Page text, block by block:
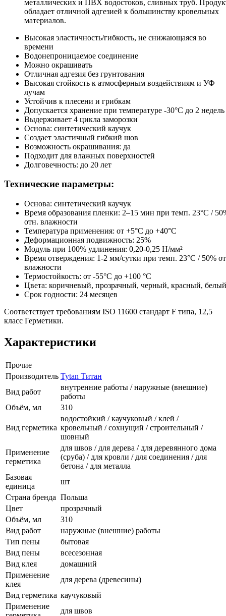
металлических и ПВХ водостоков, сливных труб.
обладает отличной адгезией к большинству кровельных
материалов.
Высокая эластичность/гибкость, не снижающаяся во
времени
Водонепроницаемое соединение
Можно окрашивать
Отличная адгезия без грунтования
Высокая стойкость к атмосферным воздействиям и УФ
лучам
Устойчив к плесени и грибкам
Допускается хранение при температуре -30°С до 2 недель
Выдерживает 4 цикла заморозки
Основа: синтетический каучук
Создает эластичный гибкий шов
Возможность окрашивания: да
Подходит для влажных поверхностей
Долговечность: до 20 лет
Технические параметры:
Основа: синтетический каучук
Время образования пленки: 2–15 мин при темп. 23°C /
отн. влажности
Температура применения: от +5°C до +40°C
Деформационная подвижность: 25%
Модуль при 100% удлинения: 0,20-0,25 Н/мм²
Время отверждения: 1-2 мм/сутки при темп. 23°C / 50%
влажности
Термостойкость: от -55°C до +100 °C
Цвета: коричневый, прозрачный, черный, красный, белый
Срок годности: 24 месяцев
Соответствует требованиям ISO 11600 стандарт F типа, 12,5
класс Герметики.
Характеристики
Прочие
Производитель Tytan Титан
Вид работ
внутренние работы / наружные (внешние)
работы
Объём, мл
310
Вид герметика
водостойкий / каучуковый / клей /
кровельный / сохнущий / строительный /
шовный
Применение
герметика
для швов / для дерева / для деревянного дома
(сруба) / для кровли / для соединения / для
бетона / для металла
Базовая
единица
шт
Страна бренда Польша
Цвет
прозрачный
Объём, мл
310
Вид работ
наружные (внешние) работы
Тип пены
бытовая
Вид пены
всесезонная
Вид клея
домашний
Применение
клея
для дерева (древесины)
Вид герметика каучуковый
Применение
для швов